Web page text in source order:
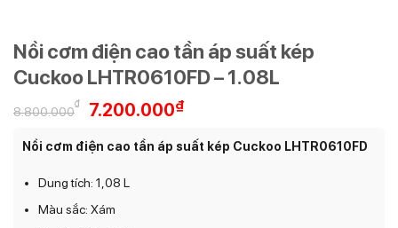
Nồi cơm điện cao tần áp suất kép
Cuckoo LHTR0610FD – 1.08L
8.800.000
₫
Giá
là:
7.200.000₫
tại
Nồi cơm điện cao tần áp suất kép Cuckoo LHTR0610FD
Dung tích: 1,08 L
Màu sắc: Xám